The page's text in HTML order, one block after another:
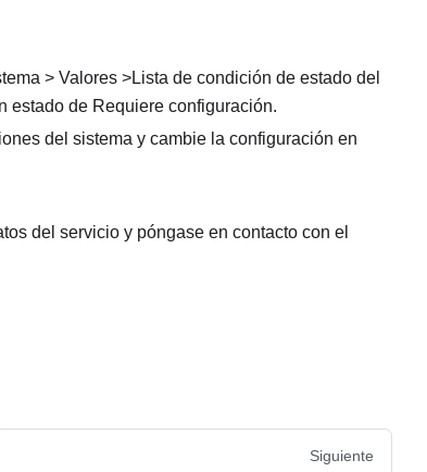
> Valores >Lista de condición de estado del
estado de Requiere configuración.
del sistema y cambie la configuración en
del servicio y póngase en contacto con el
Siguiente